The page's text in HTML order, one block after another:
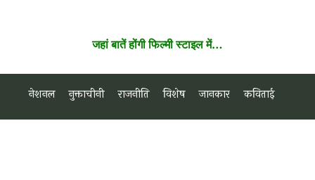
जहां बातें होंगी फिल्मी स्टाइल में…
नेशनल नुक्ताचीनी राजनीति विशेष जानकार कविताई